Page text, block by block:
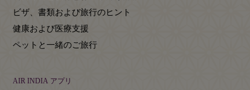
ビザ、書類および旅行のヒント
健康および医療支援
ペットと一緒のご旅行
AIR INDIA アプリ